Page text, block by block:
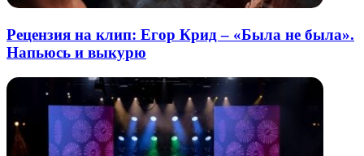
Рецензия на клип: Егор Крид – «Была не была».
Напьюсь и выкурю